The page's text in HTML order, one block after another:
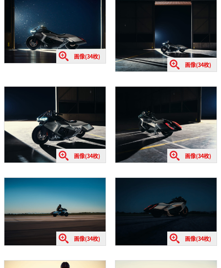
画像(34枚)
画像(34枚)
画像(34枚) 画像(34枚)
画像(34枚) 画像(34枚)